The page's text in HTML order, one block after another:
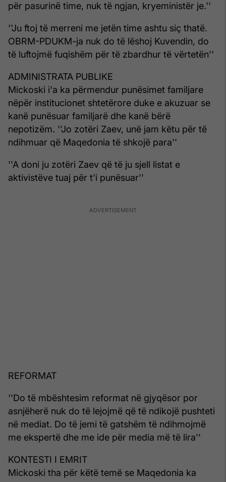
për pasurinë time, nuk të ngjan, kryeministër je.''
''Ju ftoj të merreni me jetën time ashtu siç thatë.
OBRM-PDUKM-ja nuk do të lëshoj Kuvendin, do
të luftojmë fuqishëm për të zbardhur të vërtetën''
ADMINISTRATA PUBLIKE
Mickoski i'a ka përmendur punësimet familjare
nëpër institucionet shtetërore duke e akuzuar se
kanë punësuar familjarë dhe kanë bërë
nepotizëm. ''Jo zotëri Zaev, unë jam këtu për të
ndihmuar që Maqedonia të shkojë para''
''A doni ju zotëri Zaev që të ju sjell listat e
aktivistëve tuaj për t'i punësuar''
REFORMAT
''Do të mbështesim reformat në gjyqësor por
asnjëherë nuk do të lejojmë që të ndikojë pushteti
në mediat. Do të jemi të gatshëm të ndihmojmë
me ekspertë dhe me ide për media më të lira''
KONTESTI I EMRIT
Mickoski tha për këtë temë se Maqedonia ka